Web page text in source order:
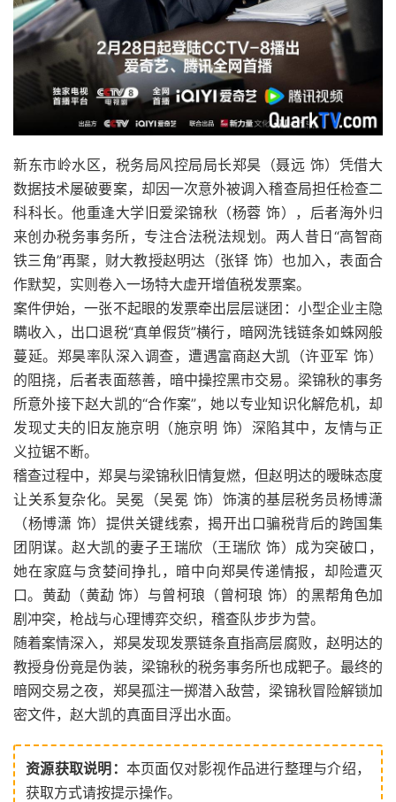
新东市岭水区，税务局风控局局长郑昊（聂远 饰）凭借大
数据技术屡破要案，却因一次意外被调入稽查局担任检查二
科科长。他重逢大学旧爱梁锦秋（杨蓉 饰），后者海外归
来创办税务事务所，专注合法税法规划。两人昔日“高智商
铁三角”再聚，财大教授赵明达（张铎 饰）也加入，表面合
作默契，实则卷入一场特大虚开增值税发票案。
案件伊始，一张不起眼的发票牵出层层谜团：小型企业主隐
瞒收入，出口退税“真单假货”横行，暗网洗钱链条如蛛网般
蔓延。郑昊率队深入调查，遭遇富商赵大凯（许亚军 饰）
的阻挠，后者表面慈善，暗中操控黑市交易。梁锦秋的事务
所意外接下赵大凯的“合作案”，她以专业知识化解危机，却
发现丈夫的旧友施京明（施京明 饰）深陷其中，友情与正
义拉锯不断。
稽查过程中，郑昊与梁锦秋旧情复燃，但赵明达的暧昧态度
让关系复杂化。吴冕（吴冕 饰）饰演的基层税务员杨博潇
（杨博潇 饰）提供关键线索，揭开出口骗税背后的跨国集
团阴谋。赵大凯的妻子王瑞欣（王瑞欣 饰）成为突破口，
她在家庭与贪婪间挣扎，暗中向郑昊传递情报，却险遭灭
口。黄勐（黄勐 饰）与曾柯琅（曾柯琅 饰）的黑帮角色加
剧冲突，枪战与心理博弈交织，稽查队步步为营。
随着案情深入，郑昊发现发票链条直指高层腐败，赵明达的
教授身份竟是伪装，梁锦秋的税务事务所也成靶子。最终的
暗网交易之夜，郑昊孤注一掷潜入敌营，梁锦秋冒险解锁加
密文件，赵大凯的真面目浮出水面。
资源获取说明： 本页面仅对影视作品进行整理与介绍，
获取方式请按提示操作。